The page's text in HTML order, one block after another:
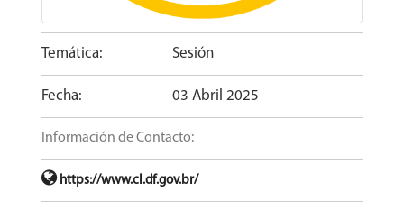
Temática: Sesión
Fecha: 03 Abril 2025
Información de Contacto:
https://www.cl.df.gov.br/